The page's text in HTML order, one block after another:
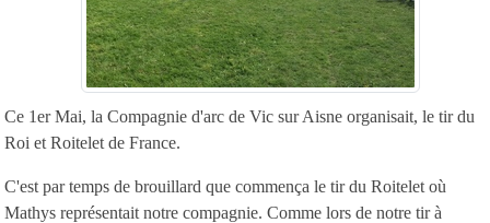
Ce 1er Mai, la Compagnie d'arc de Vic sur Aisne organisait, le tir du
Roi et Roitelet de France.
C'est par temps de brouillard que commença le tir du Roitelet où
Mathys représentait notre compagnie. Comme lors de notre tir à